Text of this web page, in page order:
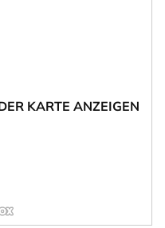
KARTE ANZEIGEN